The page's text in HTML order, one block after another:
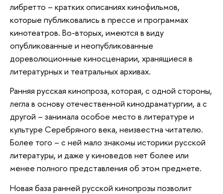
либретто – кратких описаниях кинофильмов,
которые публиковались в прессе и программах
кинотеатров. Во-вторых, имеются в виду
опубликованные и неопубликованные
дореволюционные киносценарии, хранящиеся в
литературных и театральных архивах.
Ранняя русская кинопроза, которая, с одной стороны,
легла в основу отечественной кинодраматургии, а с
другой – занимала особое место в литературе и
культуре Серебряного века, неизвестна читателю.
Более того – с ней мало знакомы историки русской
литературы, и даже у киноведов нет более или
менее полного представления об этом предмете.
Новая база ранней русской кинопрозы позволит